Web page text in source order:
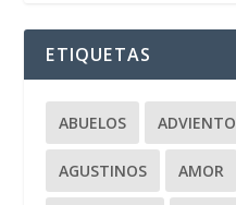
ETIQUETAS
ABUELOS ADVIENTO
AGUSTINOS AMOR